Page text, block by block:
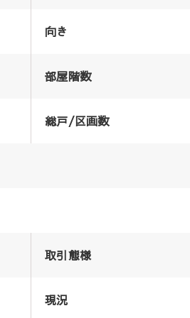
向き
部屋階数
総戸/区画数
取引態様
現況